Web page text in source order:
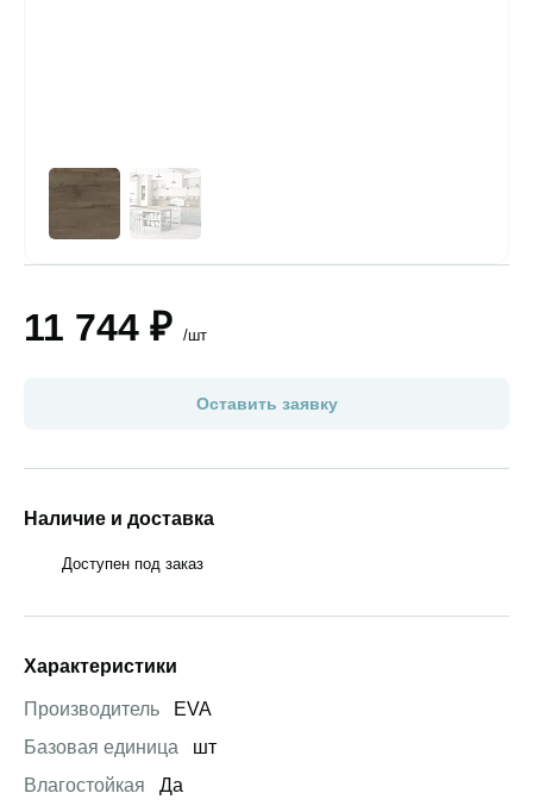
11 744 ₽ /шт
Оставить заявку
Наличие и доставка
Доступен под заказ
Характеристики
Производитель
EVA
Базовая единица
шт
Влагостойкая
Да